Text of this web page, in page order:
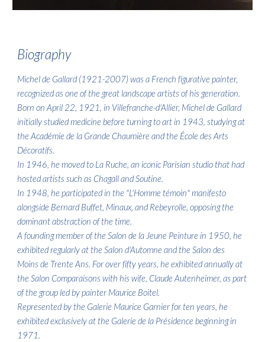
Biography
Michel de Gallard (1921-2007) was a French figurative painter,
recognized as one of the great landscape artists of his generation.
Born on April 22, 1921, in Villefranche-d'Allier, Michel de Gallard
initially studied medicine before turning to art in 1943, studying at
the Académie de la Grande Chaumière and the École des Arts
Décoratifs.
In 1946, he moved to La Ruche, an iconic Parisian studio that had
hosted artists such as Chagall and Soutine.
In 1948, he participated in the "L'Homme témoin" manifesto
alongside Bernard Buffet, Minaux, and Rebeyrolle, opposing the
dominant abstraction of the time.
A founding member of the Salon de la Jeune Peinture in 1950, he
exhibited regularly at the Salon d'Automne and the Salon des
Moins de Trente Ans. For over fifty years, he exhibited annually at
the Salon Comparaisons with his wife, Claude Autenheimer, as part
of the group led by painter Maurice Boitel.
Represented by the Galerie Maurice Garnier for ten years, he
exhibited exclusively at the Galerie de la Présidence beginning in
1971.